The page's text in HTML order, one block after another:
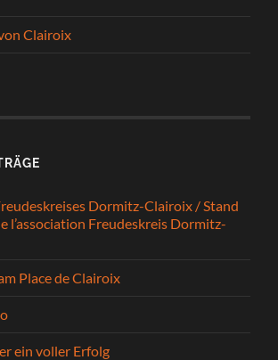
Clairoix
Dormitz-Clairoix / Stand
l’association Freudeskreis Dormitz-
Place de Clairoix
ein voller Erfolg